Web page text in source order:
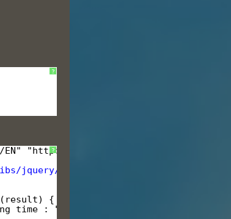
?
?
EN" "http://www.w3.org/TR/html4/strict.dtd
jquery/1.9.1/jquery.min.js"
{
time : "+result + "</